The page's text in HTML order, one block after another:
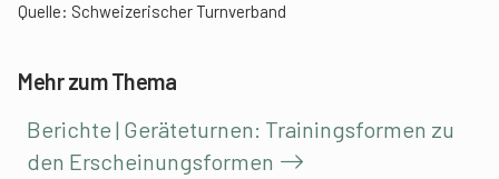
Quelle: Schweizerischer Turnverband
Mehr zum Thema
Berichte | Geräteturnen: Trainingsformen zu
den Erscheinungsformen